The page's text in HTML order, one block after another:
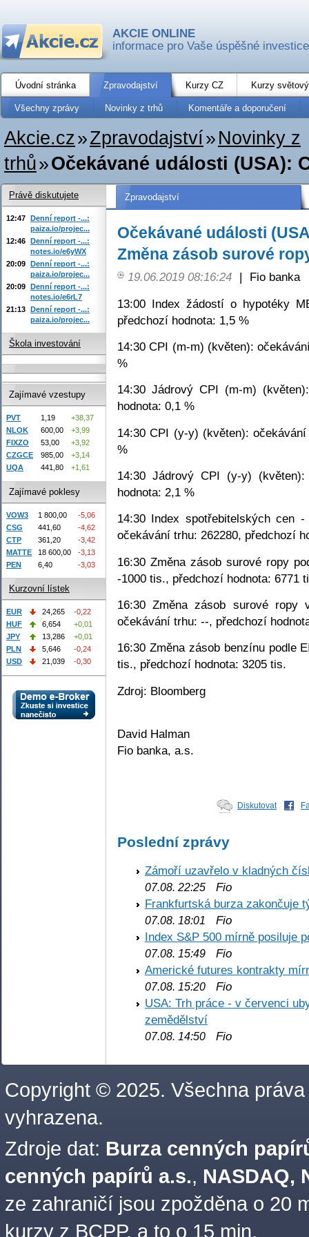
AKCIE ONLINE
informace pro Vaše úspěšné investice
Úvodní stránka Zpravodajství Kurzy CZ Kurzy
Všechny zprávy Novinky z trhů Komentáře a doporučení
Akcie.cz»Zpravodajství» Novinky z
trhů»Očekávané události (USA):
Zpravodajství
Očekávané události
Změna zásob surové
19.06.2019 08:16:24 |
Fio banka
13:00 Index žádostí o hypotéky
předchozí hodnota: 1,5 %
14:30 CPI (m-m) (květen):
%
14:30 Jádrový CPI (m-m)
hodnota: 0,1 %
14:30 CPI (y-y) (květen):
%
14:30 Jádrový CPI (y-y)
hodnota: 2,1 %
14:30 Index spotřebitelských cen
očekávání trhu: 262280, předchozí
16:30 Změna zásob surové ropy
-1000 tis., předchozí hodnota: 6771
16:30 Změna zásob surové ropy
očekávání trhu: --, předchozí
16:30 Změna zásob benzínu podle
tis., předchozí hodnota: 3205 tis.
Zdroj: Bloomberg
David Halman
Fio banka, a.s.
Diskutovat
Poslední zprávy
Zámoří uzavřelo v kladných
07.08. 22:25 Fio
Frankfurtská burza zakončuje
07.08. 18:01
Fio
Index S&P 500 mírně posiluje
07.08. 15:49 Fio
Americké futures kontrakty
07.08. 15:20 Fio
USA: Trh práce - v červenci
zemědělství
07.08. 14:50 Fio
Právě diskutujete
12:47 Denní report -...:
paiza.io/projec...
12:46 Denní report -...:
notes.io/e6yWX
20:09 Denní report -...:
paiza.io/projec...
20:09 Denní report -...:
notes.io/e6rL7
21:13 Denní report -...:
paiza.io/projec...
Škola investování
Zajímavé vzestupy
PVT 1,19
+38,37
NLOK
600,00
+3,99
FIXZO
53,00
+3,92
CZGCE
985,00
+3,14
UQA
441,80 +1,61
Zajímavé poklesy
VOW3 1 800,00
-5,06
CSG
441,60
-4,62
CTP
361,20
-3,42
MATTE
18 600,00
-3,13
PEN
6,40 -3,03
Kurzovní lístek
EUR 24,265
-0,22
HUF
6,654
+0,01
JPY
13,286
+0,01
PLN
5,646
-0,24
USD
21,039 -0,30
Copyright © 2025. Všechna práva
vyhrazena.
Zdroje dat: Burza cenných
cenných papírů a.s., NASDAQ,
ze zahraničí jsou zpožděna o 20
kurzy z BCPP, a to o 15 min.